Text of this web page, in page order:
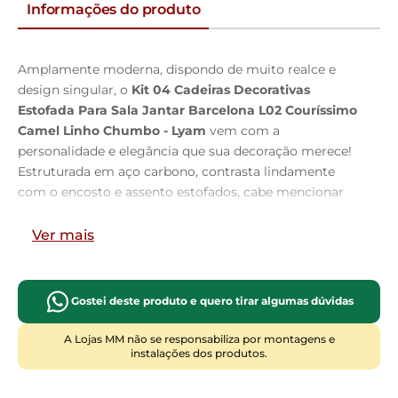
Informações do produto
Amplamente moderna, dispondo de muito realce e
design singular, o Kit 04 Cadeiras Decorativas
Estofada Para Sala Jantar Barcelona L02 Couríssimo
Camel Linho Chumbo - Lyam vem com a
personalidade e elegância que sua decoração merece!
Estruturada em aço carbono, contrasta lindamente
com o encosto e assento estofados, cabe mencionar
confeccionada por materiais de excelente qualidade,
ambiente, otimizando seu espaço e promovendo
máximo conforto. Pode ser disposta em sala de jantar,
cozinha ou até mesmo na área gourmet, as
possibilidades são infinitas e as combinações ficarão
Ver mais
Gostei deste produto e quero tirar algumas dúvidas
A Lojas MM não se responsabiliza por montagens e
instalações dos produtos.